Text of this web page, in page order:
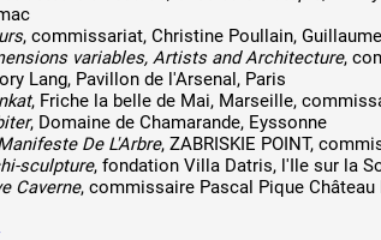
, commissariat, Christine Poullain,
variables, Artists and Architecture,
Lang, Pavillon de l'Arsenal, Paris
, Friche la belle de Mai, Marseille,
, Domaine de Chamarande, Eyssonne
De L'Arbre, ZABRISKIE POINT,
sculpture, fondation Villa Datris, l'Ile sur la
Caverne, commissaire Pascal Pique Château